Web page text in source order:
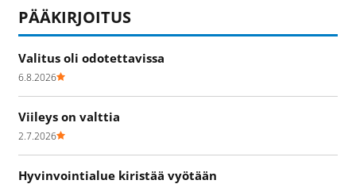
PÄÄKIRJOITUS
Valitus oli odotettavissa
6.8.2026
Viileys on valttia
2.7.2026
Hyvinvointialue kiristää vyötään